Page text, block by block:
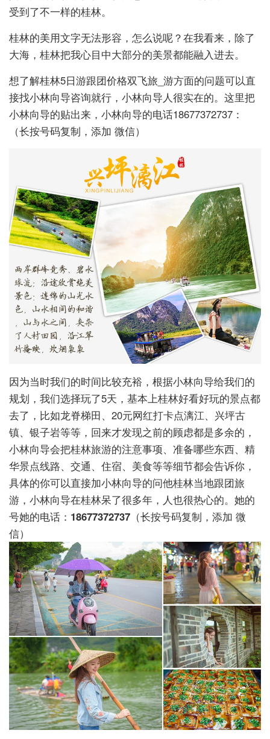
受到了不一样的桂林。
桂林的美用文字无法形容，怎么说呢？在我看来，除了
大海，桂林把我心目中大部分的美景都能融入进去。
想了解桂林5日游跟团价格双飞旅_游方面的问题可以直
接找小林向导咨询就行，小林向导人很实在的。这里把
小林向导的贴出来，小林向导的电话18677372737：
（长按号码复制，添加 微信）
因为当时我们的时间比较充裕，根据小林向导给我们的
规划，我们选择玩了5天，基本上桂林好看好玩的景点都
去了，比如龙脊梯田、20元网红打卡点漓江、兴坪古
镇、银子岩等等，回来才发现之前的顾虑都是多余的，
小林向导会把桂林旅游的注意事项、准备哪些东西、精
华景点线路、交通、住宿、美食等等细节都会告诉你，
具体的你可以直接加小林向导的问他桂林当地跟团旅
游，小林向导在桂林呆了很多年，人也很热心的。她的
号她的电话： 18677372737 （长按号码复制，添加 微
信）